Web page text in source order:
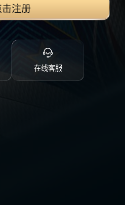
击注册
在线客服